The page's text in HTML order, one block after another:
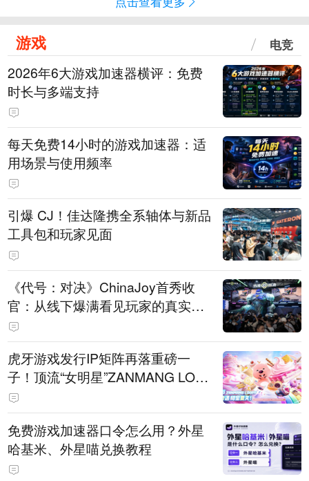
游戏 电竞
2026年6大游戏加速器横评：免费
时长与多端支持
每天免费14小时的游戏加速器：适
用场景与使用频率
引爆 CJ！佳达隆携全系轴体与新品
工具包和玩家见面
《代号：对决》ChinaJoy首秀收
官：从线下爆满看见玩家的真实期
待
虎牙游戏发行IP矩阵再落重磅一
子！顶流“女明星”ZANMANG LOO
PY 正版3D消除手游《消消奇遇》
惊喜曝光
免费游戏加速器口令怎么用？外星
哈基米、外星喵兑换教程